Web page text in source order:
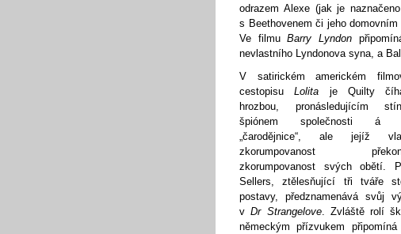
odrazem Alexe (jak je
s Beethovenem či jeho
Ve filmuBarry Lyndon
nevlastního Lyndonova syna, a
V satirickém americkém
cestopisuLolita je Quilty
hrozbou, pronásledujícím
špiónem společnosti á
„čarodějnice“, ale jejíž
zkorumpovanost
zkorumpovanost svých obětí.
Sellers, ztělesňující tři tváře
postavy, předznamenává svůj
vDr Strangelove. Zvláště rolí
německým přízvukem